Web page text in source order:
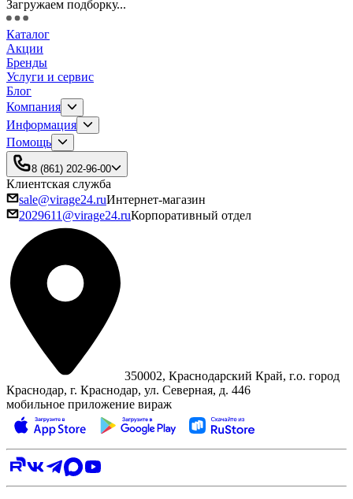
Загружаем подборку...
Каталог
Акции
Бренды
Услуги и сервис
Блог
Компания
Информация
Помощь
8 (861) 202-96-00
Клиентская служба
sale@virage24.ruИнтернет-магазин
2029611@virage24.ruКорпоративный отдел
350002, Краснодарский Край, г.о. город
Краснодар, г. Краснодар, ул. Северная, д. 446
мобильное приложение вираж